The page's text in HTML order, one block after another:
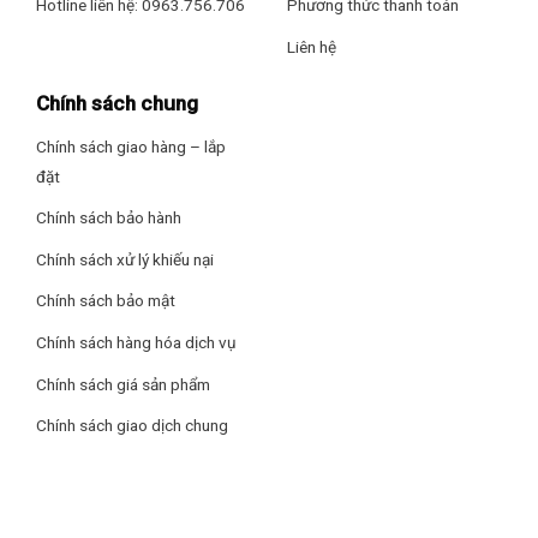
hiệu Sanaky được thiết kế bên ngoài thân tủ, tiện lợi cho
Chân tủ được lắp đặt 4 bánh xe chịu lực giúp việc di chuyển
tủ dễ dàng hơn mà không tốn sức.
Hotline liên hệ: 0963.756.706 Phương thức thanh toán
Liên hệ
Chính sách chung
Chính sách giao hàng – lắp
đặt
Chính sách bảo hành
Chính sách xử lý khiếu nại
Chính sách bảo mật
Chính sách hàng hóa dịch vụ
Chính sách giá sản phẩm
Chính sách giao dịch chung